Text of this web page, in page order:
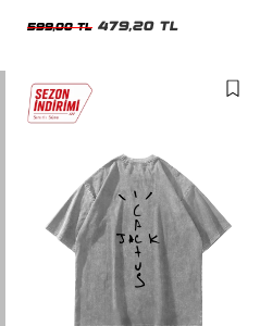
599,00 TL 479,20 TL